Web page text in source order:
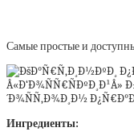
Самые простые и
Ингредиенты: